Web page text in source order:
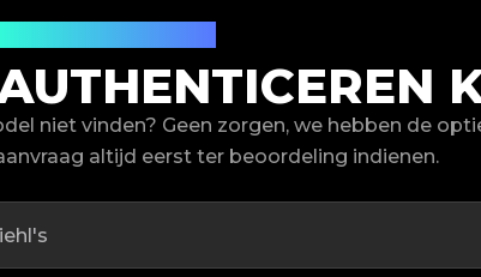
niet vinden? Geen zorgen, we hebben de
altijd eerst ter beoordeling indienen.